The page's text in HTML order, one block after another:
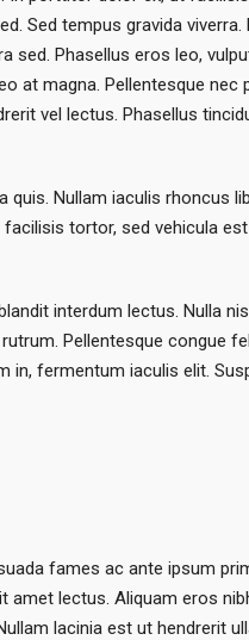
Sed tempus gravida
Phasellus eros leo,
at magna. Pellentesque nec
vel lectus. Phasellus
Nullam iaculis rhoncus
tortor, sed vehicula
interdum lectus. Nulla
Pellentesque congue
in, fermentum iaculis elit.
fames ac ante ipsum
lectus. Aliquam eros
lacinia est ut hendrerit